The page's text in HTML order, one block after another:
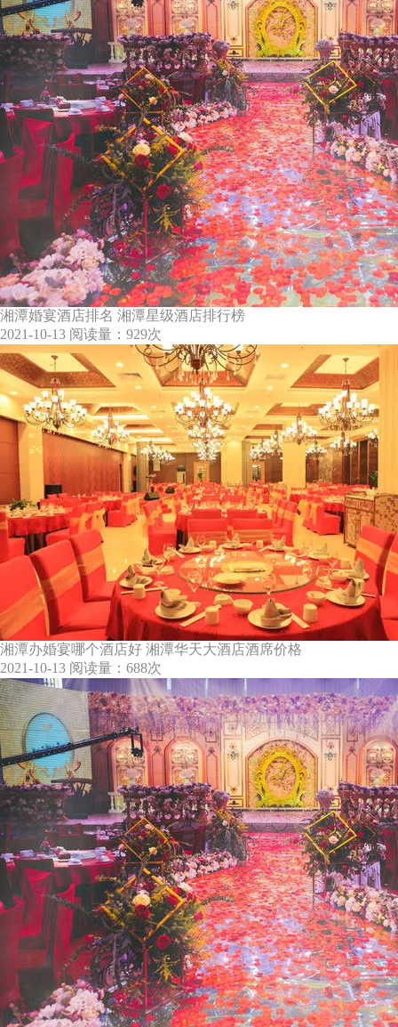
湘潭婚宴酒店排名 湘潭星级酒店排行榜
2021-10-13 阅读量：929次
湘潭办婚宴哪个酒店好 湘潭华天大酒店酒席价格
2021-10-13 阅读量：688次